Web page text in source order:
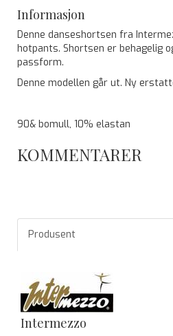
Informasjon
Denne danseshortsen fra
hotpants. Shortsen er behagelig
passform.
Denne modellen går ut. Ny
90& bomull, 10% elastan
KOMMENTARER
Produsent
Intermezzo